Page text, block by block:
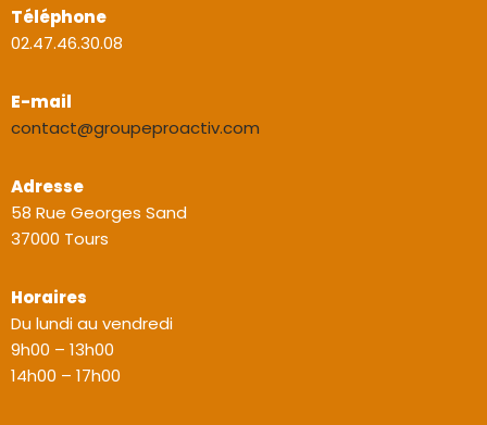
Téléphone
02.47.46.30.08
E-mail
contact@groupeproactiv.com
Adresse
58 Rue Georges Sand
37000 Tours
Horaires
Du lundi au vendredi
9h00 – 13h00
14h00 – 17h00